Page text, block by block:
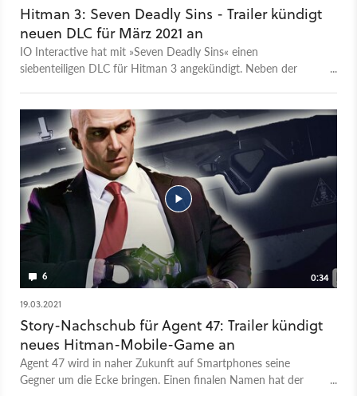
Hitman 3: Seven Deadly Sins - Trailer kündigt
neuen DLC für März 2021 an
IO Interactive hat mit »Seven Deadly Sins« einen
siebenteiligen DLC für Hitman 3 angekündigt. Neben der
of Greed« wird am 30. März 2021 veröffentlicht. Jedes
Inhaltspaket aus »Seven Deadly Sins« handelt von einer der
sieben Todsünden. Die neuen Aufträge finden an den
altbekannten Schauplätzen statt, sollen aber neue und eigene
Spielmechaniken besitzen. Die kostenlosen Inhalte aus
»Seasons of Sin« werden in Saisons unterteilt, welche
zwischen vier und sechs Wochen andauern und thematisch
an eine Sünde gebunden sind.
6
0:34
19.03.2021
Story-Nachschub für Agent 47: Trailer kündigt
neues Hitman-Mobile-Game an
Agent 47 wird in naher Zukunft auf Smartphones seine
Gegner um die Ecke bringen. Einen finalen Namen hat der